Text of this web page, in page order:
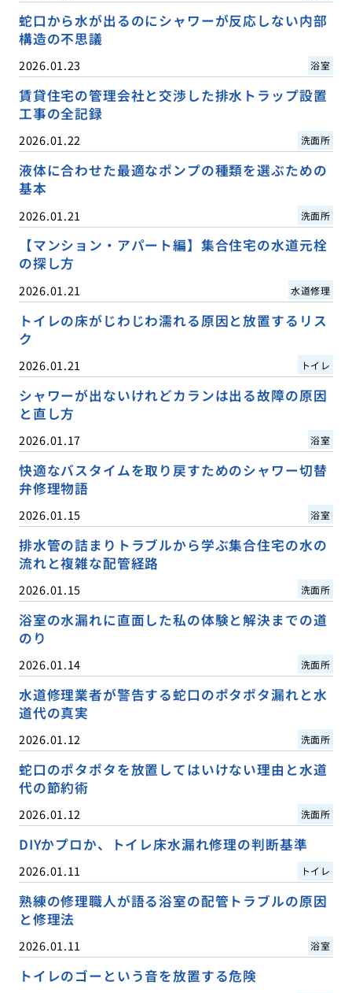
蛇口から水が出るのにシャワーが反応しない内部
構造の不思議
2026.01.23 浴室
賃貸住宅の管理会社と交渉した排水トラップ設置
工事の全記録
2026.01.22 洗面所
液体に合わせた最適なポンプの種類を選ぶための
基本
2026.01.21 洗面所
【マンション・アパート編】集合住宅の水道元栓
の探し方
2026.01.21 水道修理
トイレの床がじわじわ濡れる原因と放置するリス
ク
2026.01.21 トイレ
シャワーが出ないけれどカランは出る故障の原因
と直し方
2026.01.17 浴室
快適なバスタイムを取り戻すためのシャワー切替
弁修理物語
2026.01.15 浴室
排水管の詰まりトラブルから学ぶ集合住宅の水の
流れと複雑な配管経路
2026.01.15 洗面所
浴室の水漏れに直面した私の体験と解決までの道
のり
2026.01.14 洗面所
水道修理業者が警告する蛇口のポタポタ漏れと水
道代の真実
2026.01.12 洗面所
蛇口のポタポタを放置してはいけない理由と水道
代の節約術
2026.01.12 洗面所
DIYかプロか、トイレ床水漏れ修理の判断基準
2026.01.11 トイレ
熟練の修理職人が語る浴室の配管トラブルの原因
と修理法
2026.01.11 浴室
トイレのゴーという音を放置する危険